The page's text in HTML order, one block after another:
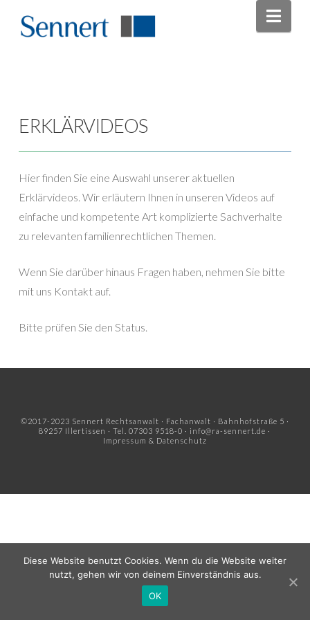
ERKLÄRVIDEOS
Hier finden Sie eine Auswahl unserer aktuellen
Erklärvideos. Wir erläutern Ihnen in unseren Videos auf
einfache und kompetente Art komplizierte Sachverhalte
zu relevanten familienrechtlichen Themen.
Wenn Sie darüber hinaus Fragen haben, nehmen Sie bitte
mit uns Kontakt auf.
Bitte prüfen Sie den Status.
©2017-2023 Sennert Rechtsanwalt · Fachanwalt · Bahnhofstraße 5 ·
89257 Illertissen · Tel. 07303 9518-0 · info@ra-sennert.de ·
Impressum & Datenschutz
Diese Website benutzt Cookies. Wenn du die Website weiter
nutzt, gehen wir von deinem Einverständnis aus.
OK